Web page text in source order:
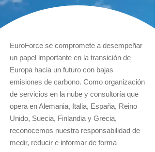
EuroForce se compromete a desempeñar
un papel importante en la transición de
Europa hacia un futuro con bajas
emisiones de carbono. Como organización
de servicios en la nube y consultoría que
opera en Alemania, Italia, España, Reino
Unido, Suecia, Finlandia y Grecia,
reconocemos nuestra responsabilidad de
medir, reducir e informar de forma